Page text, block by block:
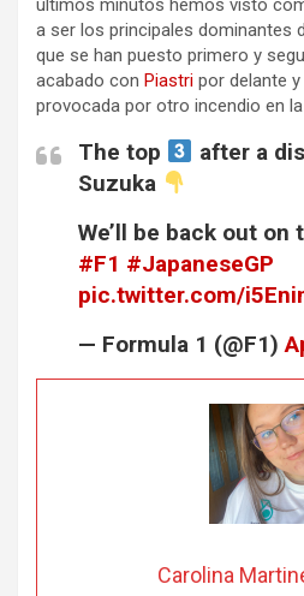
últimos minutos hemos visto
a ser los principales dominantes
que se han puesto primero y
acabado con Piastri por delante
provocada por otro incendio en la
The top
after a
Suzuka
We’ll be back out on
#F1 #JapaneseGP
pic.twitter.com/
— Formula 1 (@F1)
Carolina